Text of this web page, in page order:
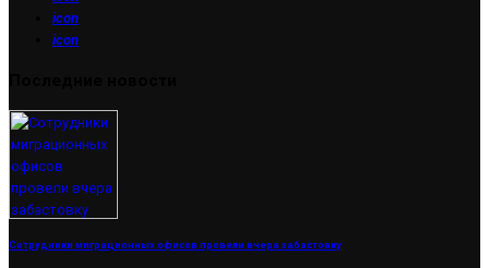
icon
icon
Сотрудники миграционных офисов провели вчера забастовку